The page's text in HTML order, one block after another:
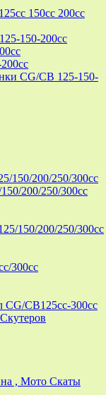
150cc 200cc
150-200cc
CG/CB 125-150-
150/200/250/300cc
200/250/300cc
150/200/250/300cc
300cc
CG/CB125cc-300сс
, Мото Скаты